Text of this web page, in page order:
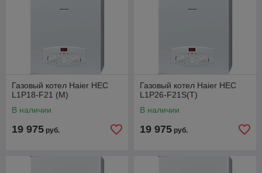
Газовый котел Haier HEC
L1P18-F21 (M)
В наличии
19 975 руб.
Газовый котел Haier HEC
L1P26-F21S(T)
В наличии
19 975 руб.